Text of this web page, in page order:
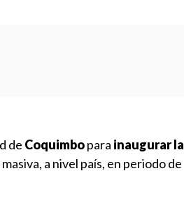
de Coquimbopara inaugurar la
a nivel país, en periodo de